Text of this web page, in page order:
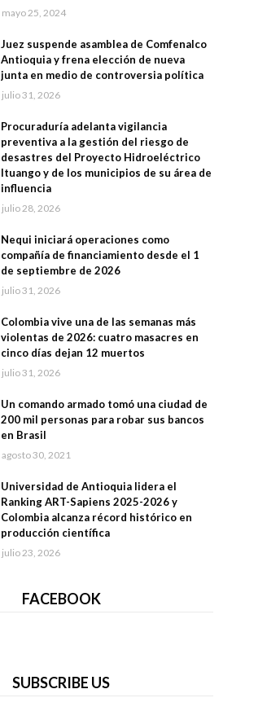
mayo 25, 2024
Juez suspende asamblea de Comfenalco
Antioquia y frena elección de nueva
junta en medio de controversia política
julio 31, 2026
Procuraduría adelanta vigilancia
preventiva a la gestión del riesgo de
desastres del Proyecto Hidroeléctrico
Ituango y de los municipios de su área de
influencia
julio 28, 2026
Nequi iniciará operaciones como
compañía de financiamiento desde el 1
de septiembre de 2026
julio 31, 2026
Colombia vive una de las semanas más
violentas de 2026: cuatro masacres en
cinco días dejan 12 muertos
julio 31, 2026
Un comando armado tomó una ciudad de
200 mil personas para robar sus bancos
en Brasil
agosto 30, 2021
Universidad de Antioquia lidera el
Ranking ART-Sapiens 2025-2026 y
Colombia alcanza récord histórico en
producción científica
julio 23, 2026
FACEBOOK
SUBSCRIBE US